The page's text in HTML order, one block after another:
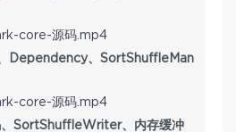
core-源码.mp4
Dependency、SortShuffleMan
core-源码.mp4
SortShuffleWriter、内存缓冲